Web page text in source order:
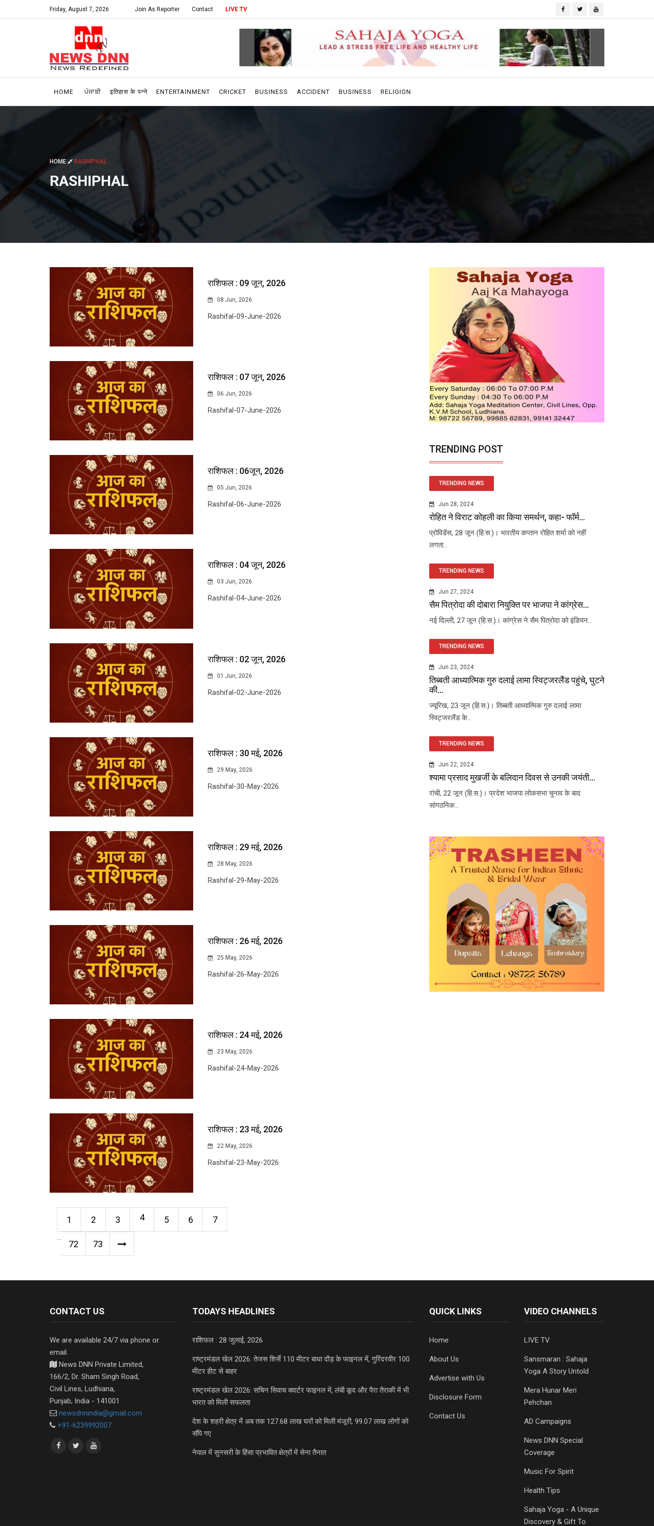
Friday, August 7, 2026 Join As Reporter Contact LIVE TV
HOME ਪੰਜਾਬੀ इतिहास के पन्ने ENTERTAINMENT CRICKET BUSINESS ACCIDENT BUSINESS RELIGION
HOME RASHIPHAL
RASHIPHAL
राशिफल : 09 जून, 2026
08 Jun, 2026
Rashifal-09-June-2026
राशिफल : 07 जून, 2026
06 Jun, 2026
Rashifal-07-June-2026
राशिफल : 06जून, 2026
05 Jun, 2026
Rashifal-06-June-2026
राशिफल : 04 जून, 2026
03 Jun, 2026
Rashifal-04-June-2026
राशिफल : 02 जून, 2026
01 Jun, 2026
Rashifal-02-June-2026
राशिफल : 30 मई, 2026
29 May, 2026
Rashifal-30-May-2026
राशिफल : 29 मई, 2026
28 May, 2026
Rashifal-29-May-2026
राशिफल : 26 मई, 2026
25 May, 2026
Rashifal-26-May-2026
राशिफल : 24 मई, 2026
23 May, 2026
Rashifal-24-May-2026
राशिफल : 23 मई, 2026
22 May, 2026
Rashifal-23-May-2026
1 2 3 4 5 6 7
...
72 73
TRENDING POST
TRENDING NEWS
Jun 28, 2024
रोहित ने विराट कोहली का किया समर्थन, कहा- फॉर्म...
प्रोविडेंस, 28 जून (हि.स.)। भारतीय कप्तान रोहित शर्मा को नहीं
लगता...
TRENDING NEWS
Jun 27, 2024
सैम पित्रोदा की दोबारा नियुक्ति पर भाजपा ने कांग्रेस...
नई दिल्ली, 27 जून (हि.स.)। कांग्रेस ने सैम पित्रोदा को इंडियन...
TRENDING NEWS
Jun 23, 2024
तिब्बती आध्यात्मिक गुरु दलाई लामा स्विट्जरलैंड पहुंचे, घुटने
की...
ज्यूरिख, 23 जून (हि.स.)। तिब्बती आध्यात्मिक गुरु दलाई लामा
स्विट्जरलैंड के...
TRENDING NEWS
Jun 22, 2024
श्यामा प्रसाद मुखर्जी के बलिदान दिवस से उनकी जयंती...
रांची, 22 जून (हि.स.)। प्रदेश भाजपा लोकसभा चुनाव के बाद
सांगठनिक...
CONTACT US
We are available 24/7 via phone or
email.
News DNN Private Limited,
166/2, Dr. Sham Singh Road,
Civil Lines, Ludhiana,
Punjab, India - 141001
newsdnnindia@gmail.com
+91-6239992007
TODAYS HEADLINES
राशिफल : 28 जुलाई, 2026
राष्ट्रमंडल खेल 2026: तेजस शिर्से 110 मीटर बाधा दौड़ के फाइनल में, गुरिंदरवीर 100
मीटर हीट से बाहर
राष्ट्रमंडल खेल 2026: सचिन सिवाच क्वार्टर फाइनल में, लंबी कूद और पैरा तैराकी में भी
भारत को मिली सफलता
देश के शहरी क्षेत्र में अब तक 127.68 लाख घरों को मिली मंजूरी, 99.07 लाख लोगों को
सौंपे गए
नेपाल में सुनसरी के हिंसा प्रभावित क्षेत्रों में सेना तैनात
QUICK LINKS
Home
About Us
Advertise with Us
Disclosure Form
Contact Us
VIDEO CHANNELS
LIVE TV
Sansmaran : Sahaja
Yoga A Story Untold
Mera Hunar Meri
Pehchan
AD Campaigns
News DNN Special
Coverage
Music For Spirit
Health Tips
Sahaja Yoga - A Unique
Discovery & Gift To